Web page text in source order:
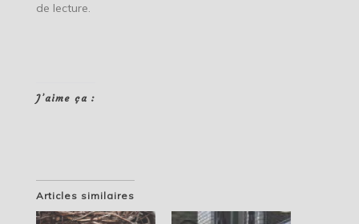
de lecture.
J’aime ça :
Articles similaires